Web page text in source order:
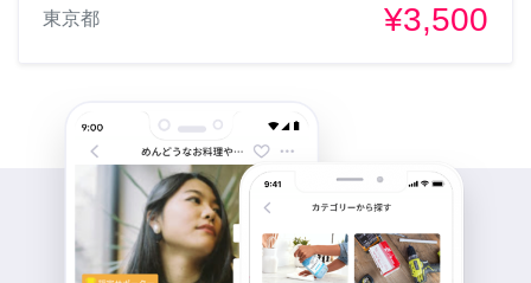
東京都 ¥3,500